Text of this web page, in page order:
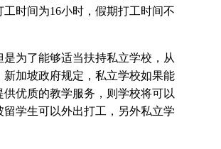
时间为16小时，假期打工时间不
为了能够适当扶持私立学校，从
加坡政府规定，私立学校如果能
优质的教学服务，则学校将可以
学生可以外出打工，另外私立学